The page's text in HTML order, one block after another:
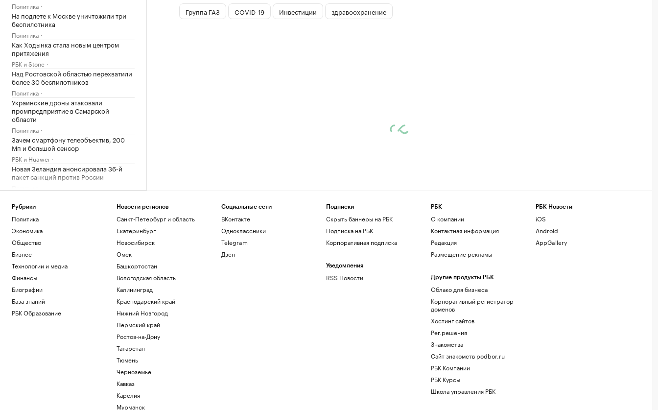
Политика
На подлете к Москве уничтожили три
беспилотника
Политика
Как Ходынка стала новым центром
притяжения
РБК и Stone
Над Ростовской областью перехватили
более 30 беспилотников
Политика
Украинские дроны атаковали
промпредприятие в Самарской
области
Политика
Зачем смартфону телеобъектив, 200
Мп и большой сенсор
РБК и Huawei
Новая Зеландия анонсировала 36-й
пакет санкций против России
пообещала США больше не атаковать
Политика
Axios узнал, что OpenAI замедлила
разработку ИИ-модели Astra
Технологии и медиа
В Московской области отменили
ракетную опасность
Политика
Мэр Киева сообщил о пожарах после
взрывов
Политика
Группа ГАЗ COVID-19 Инвестиции здравоохранение
Рубрики
Политика
Экономика
Общество
Бизнес
Технологии и медиа
Финансы
Биографии
База знаний
РБК Образование
Новости регионов
Санкт-Петербург и область
Екатеринбург
Новосибирск
Омск
Башкортостан
Вологодская область
Калининград
Краснодарский край
Нижний Новгород
Пермский край
Ростов-на-Дону
Татарстан
Тюмень
Черноземье
Кавказ
Карелия
Мурманск
Социальные сети
ВКонтакте
Одноклассники
Telegram
Дзен
Подписки
Скрыть баннеры на РБК
Подписка на РБК
Корпоративная подписка
Уведомления
RSS Новости
РБК
О компании
Контактная информация
Редакция
Размещение рекламы
Другие продукты РБК
Облако для бизнеса
Корпоративный регистратор
доменов
Хостинг сайтов
Рег.решения
Знакомства
Сайт знакомств podbor.ru
РБК Компании
РБК Курсы
Школа управления РБК
РБК Новости
iOS
Android
AppGallery